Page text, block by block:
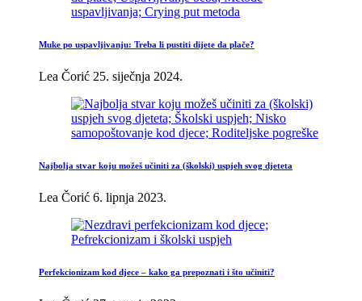
Muke po uspavljivanju: Treba li pustiti dijete da plače?
Lea Čorić 25. siječnja 2024.
Najbolja stvar koju možeš učiniti za (školski) uspjeh svog djeteta
Lea Čorić 6. lipnja 2023.
Perfekcionizam kod djece – kako ga prepoznati i što učiniti?